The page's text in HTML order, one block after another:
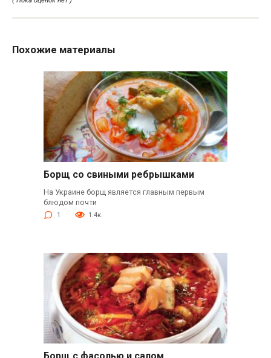
Похожие материалы
Борщ со свиными ребрышками
На Украине борщ является главным первым
блюдом почти
1 1.4к.